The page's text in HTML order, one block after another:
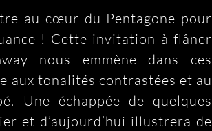
au cœur du Pentagone pour
! Cette invitation à flâner
nous emmène dans ces
aux tonalités contrastées et au
Une échappée de quelques
et d’aujourd’hui illustrera de